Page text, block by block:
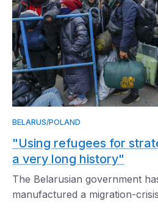
BELARUS/POLAND
"Using refugees for
a very long history"
The Belarusian government
manufactured a migration-